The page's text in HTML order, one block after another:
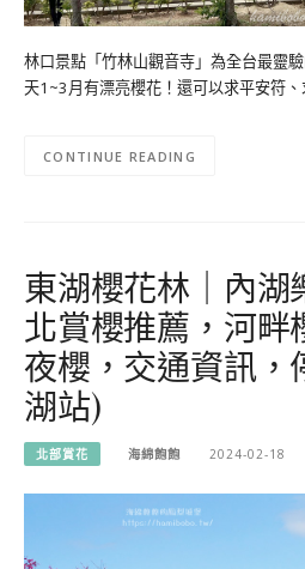
林口景點「竹林山觀音寺」為全台最靈
天1~3月有漂亮櫻花！還可以求平安符
CONTINUE READING
東湖櫻花林｜內湖
北賞櫻推薦，河畔
夜櫻，交通資訊，
湖站)
北部賞花 海綿飽飽 2024-02-18